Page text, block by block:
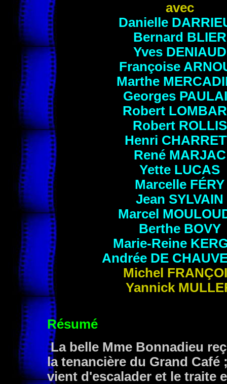
avec
Danielle
Bernard BLIER
Yves DENIAUD
Françoise
Marthe
Georges
Robert
Robert ROLLIS
Henri
René MARJAC
Yette LUCAS
Marcelle FÉRY
Jean SYLVAIN
Marcel
Berthe BOVY
Marie-Reine
Andrée DE
Michel
Yannick
Résumé
La belle Mme Bonnadieu
la tenancière du Grand
vient d'escalader et le traite